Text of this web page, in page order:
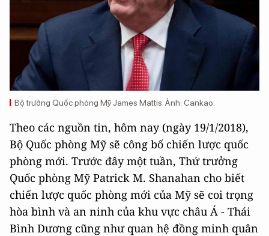
Bộ trưởng Quốc phòng Mỹ James Mattis. Ảnh: Cankao.
Theo các nguồn tin, hôm nay (ngày 19/1/2018),
Bộ Quốc phòng Mỹ sẽ công bố chiến lược quốc
phòng mới. Trước đây một tuần, Thứ trưởng
Quốc phòng Mỹ Patrick M. Shanahan cho biết
chiến lược quốc phòng mới của Mỹ sẽ coi trọng
hòa bình và an ninh của khu vực châu Á - Thái
Bình Dương cũng như quan hệ đồng minh quân